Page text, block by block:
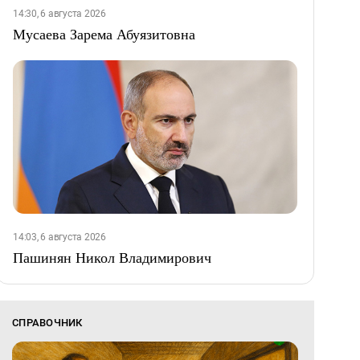
14:30, 6 августа 2026
Мусаева Зарема Абуязитовна
14:03, 6 августа 2026
Пашинян Никол Владимирович
СПРАВОЧНИК